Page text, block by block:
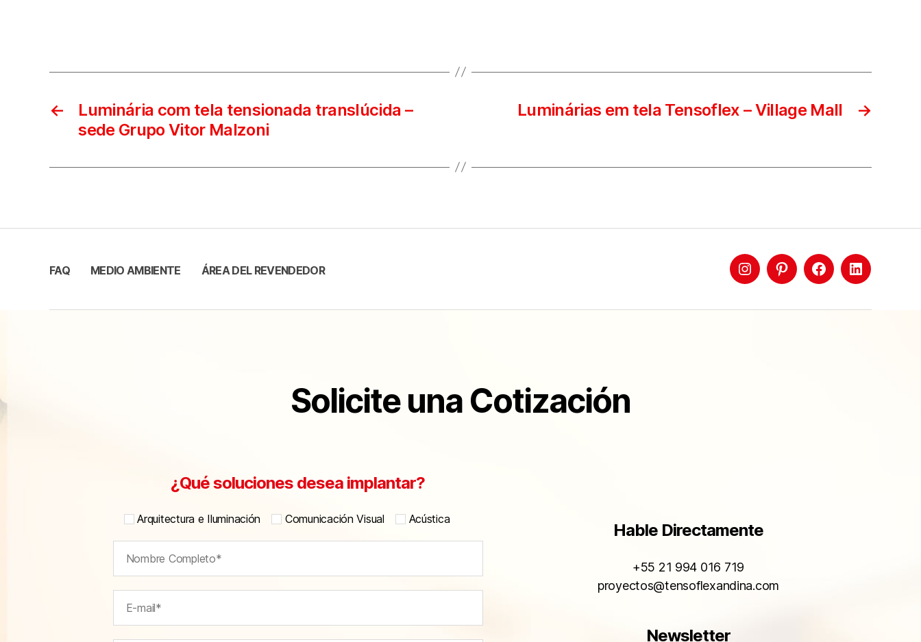
←
Luminária com tela tensionada translúcida –
sede Grupo Vitor Malzoni
→
Luminárias em tela Tensoflex – Village Mall
FAQ MEDIO AMBIENTE ÁREA DEL REVENDEDOR
Solicite una Cotización
¿Qué soluciones desea implantar?
Arquitectura e Iluminación Comunicación Visual Acústica
Hable Directamente
+55 21 994 016 719
proyectos@tensoflexandina.com
Newsletter